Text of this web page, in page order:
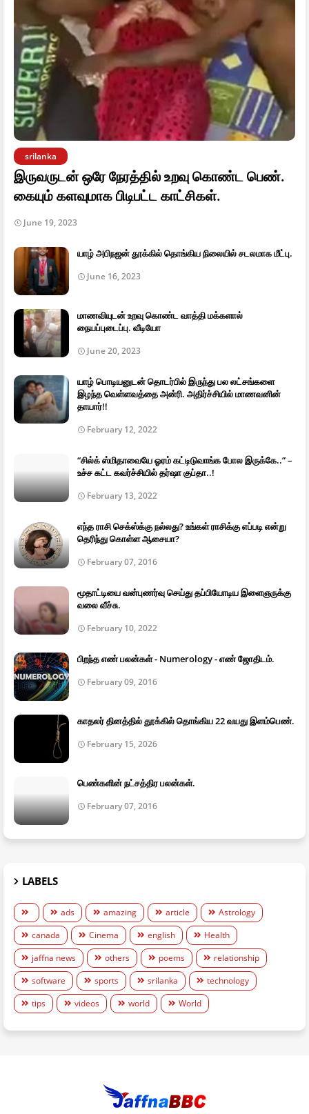
srilanka
இருவருடன் ஒரே நேரத்தில் உறவு கொண்ட பெண்.
கையும் களவுமாக பிடிபட்ட காட்சிகள்.
June 19, 2023
யாழ் அபிநஜன் தூக்கில் தொங்கிய நிலையில் சடலமாக மீட்பு.
June 16, 2023
மாணவியுடன் உறவு கொண்ட வாத்தி மக்களால்
நையப்புடைப்பு. வீடியோ
June 20, 2023
யாழ் பொடியனுடன் தொடர்பில் இருந்து பல லட்சங்களை
இழந்த வெள்ளவத்தை அன்ரி. அதிர்ச்சியில் மாணவனின்
தாயார்!!
February 12, 2022
“சில்க் ஸ்மிதாவையே ஓரம் கட்டிடுவாங்க போல இருக்கே..” –
உச்ச கட்ட கவர்ச்சியில் தர்ஷா குப்தா..!
February 13, 2022
எந்த ராசி செக்ஸ்க்கு நல்லது? உங்கள் ராசிக்கு எப்படி என்று
தெரிந்து கொள்ள ஆசையா?
February 07, 2016
மூதாட்டியை வன்புணர்வு செய்து தப்பியோடிய இளைஞருக்கு
வலை வீச்சு.
February 10, 2022
பிறந்த எண் பலன்கள் - Numerology - எண் ஜோதிடம்.
February 09, 2016
காதலர் தினத்தில் தூக்கில் தொங்கிய 22 வயது இளம்பெண்.
February 15, 2026
பெண்களின் நட்சத்திர பலன்கள்.
February 07, 2016
LABELS
ads amazing article
Astrology
canada
Cinema english
Health
jaffna news
others poems
relationship
software
sports srilanka
technology
tips
videos world World